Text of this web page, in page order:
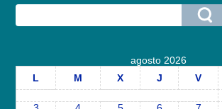
agosto 2026
L
M X J V